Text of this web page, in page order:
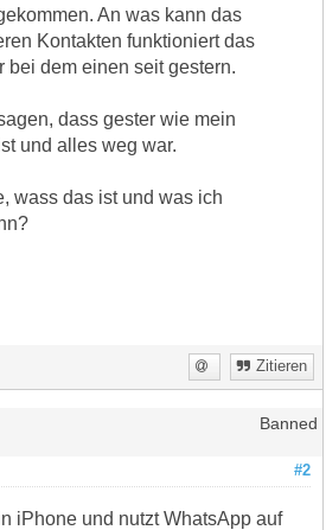
An was kann das
Kontakten funktioniert das
bei dem einen seit gestern.
dass gester wie mein
und alles weg war.
wass das ist und was ich
Zitieren
Banned
#2
iPhone und nutzt WhatsApp auf